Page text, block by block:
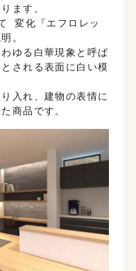
ます。
変化『エフロレッ
。
ゆる白華現象と呼ば
される表面に白い模
入れ、建物の表情に
商品です。